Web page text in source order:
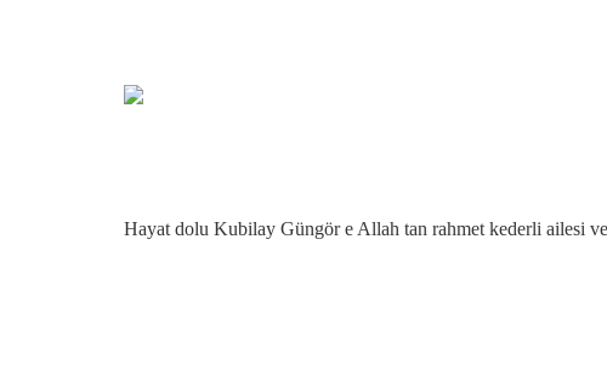
Hayat dolu Kubilay Güngör e Allah tan rahmet kederli ailesi